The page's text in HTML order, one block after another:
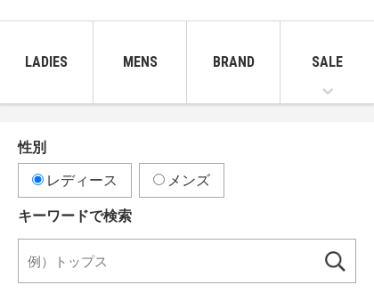
LADIES MENS BRAND SALE
性別
レディース メンズ
キーワードで検索